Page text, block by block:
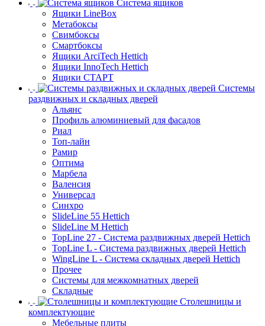
Система ящиков
Ящики LineBox
Метабоксы
Свимбоксы
Смартбоксы
Ящики ArciTech Hettich
Ящики InnoTech Hettich
Ящики СТАРТ
Системы
раздвижных и складных дверей
Альянс
Профиль алюминиевый для фасадов
Риал
Топ-лайн
Рамир
Оптима
Марбела
Валенсия
Универсал
Синхро
SlideLine 55 Hettich
SlideLine M Hettich
TopLine 27 - Система раздвижных дверей Hettich
TopLine L - Система раздвижных дверей Hettich
WingLine L - Система складных дверей Hettich
Прочее
Системы для межкомнатных дверей
Складные
Столешницы и
комплектующие
Мебельные плиты